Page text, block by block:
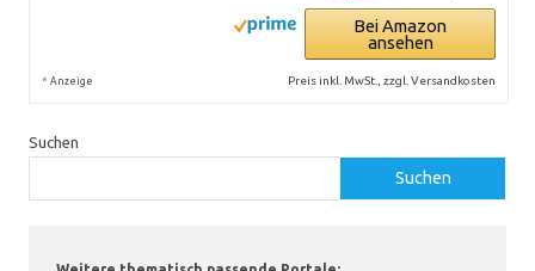
Bei Amazon
ansehen
* Anzeige Preis inkl. MwSt., zzgl. Versandkosten
Suchen
Suchen